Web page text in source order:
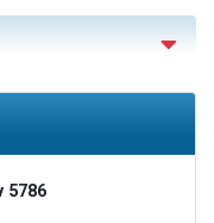
5786